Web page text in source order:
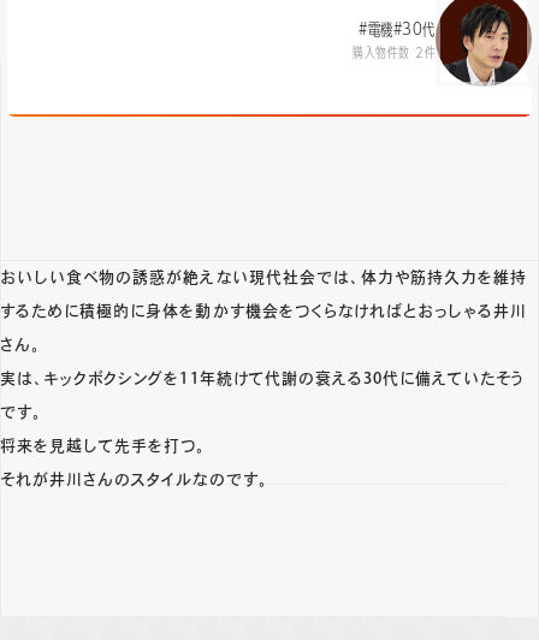
#電機#30代
購入物件数 2件
おいしい食べ物の誘惑が絶えない現代社会では、体力や筋持久力を維持
するために積極的に身体を動かす機会をつくらなければとおっしゃる井川
さん。
実は、キックボクシングを11年続けて代謝の衰える30代に備えていたそう
です。
将来を見越して先手を打つ。
それが井川さんのスタイルなのです。